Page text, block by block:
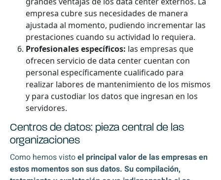
empresa cubre sus necesidades de manera
ajustada al momento, pudiendo incrementar las
prestaciones cuando su actividad lo requiera.
Profesionales específicos: las empresas que
ofrecen servicio de data center cuentan con
personal específicamente cualificado para
realizar labores de mantenimiento de los mismos
y para custodiar los datos que ingresan en los
servidores.
Centros de datos: pieza central de las
organizaciones
Como hemos vistoel principal valor de las empresas en
estos momentos son sus datos. Su compilación,